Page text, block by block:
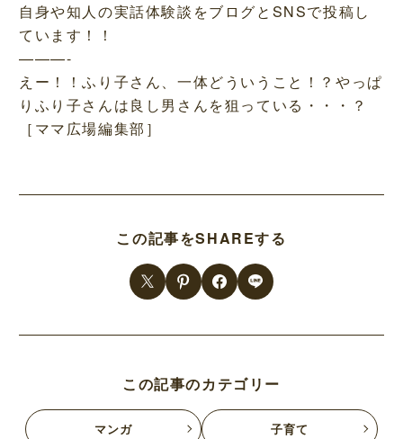
自身や知人の実話体験談をブログとSNSで投稿し
ています！！
———-
えー！！ふり子さん、一体どういうこと！？やっぱ
りふり子さんは良し男さんを狙っている・・・？
［ママ広場編集部］
この記事をSHAREする
この記事のカテゴリー
マンガ 子育て